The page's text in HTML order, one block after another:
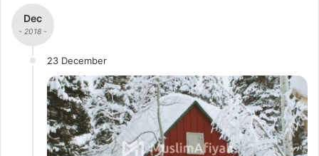
Dec
- 2018 -
23 December